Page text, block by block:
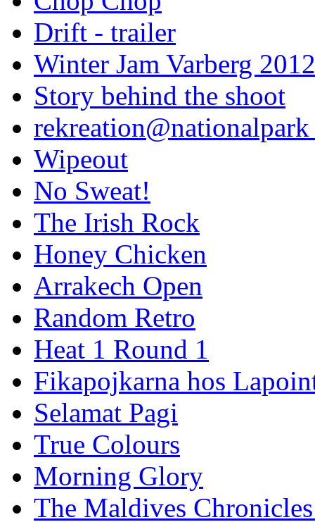
Drift - trailer
Winter Jam Varberg 2012
Story behind the shoot
rekreation@nationalpark
Wipeout
No Sweat!
The Irish Rock
Honey Chicken
Arrakech Open
Random Retro
Heat 1 Round 1
Fikapojkarna hos
Selamat Pagi
True Colours
Morning Glory
The Maldives